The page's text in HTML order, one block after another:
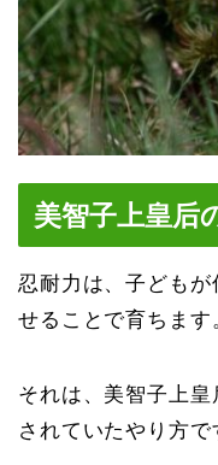
美智子上皇后
忍耐力は、子ども
せることで育ちます
それは、美智子上皇
されていたやり方で